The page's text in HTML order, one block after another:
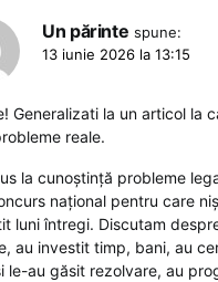
Un părinte spune:
13 iunie 2026 la 13:15
Generalizati la un articol la
reale.
la cunoștință probleme
național pentru care
luni întregi. Discutam
au investit timp, bani, au
le-au găsit rezolvare, au